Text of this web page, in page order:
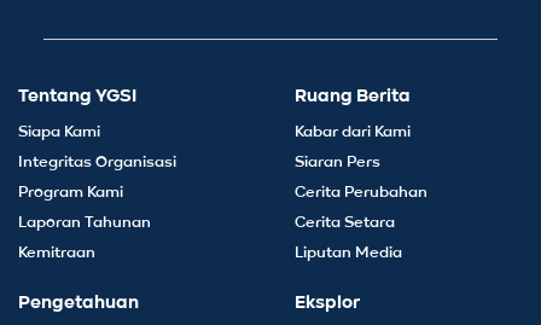
Tentang YGSI
Siapa Kami
Integritas Organisasi
Program Kami
Laporan Tahunan
Kemitraan
Ruang Berita
Kabar dari Kami
Siaran Pers
Cerita Perubahan
Cerita Setara
Liputan Media
Pengetahuan Eksplor